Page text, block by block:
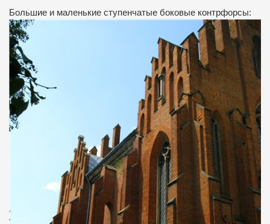
Большие и маленькие ступенчатые боковые контрфорсы: